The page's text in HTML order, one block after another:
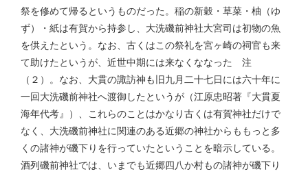
祭を修めて帰るというものだった。稲の新穀・草菜・柚（ゆ
ず）・紙は有賀から持参し、大洗磯前神社大宮司は初物の魚
を供えたという。なお、古くはこの祭礼を宮ヶ崎の祠官も来
て助けたというが、近世中期には来なくななった 注
（２）。なお、大貫の諏訪神も旧九月二十七日には六十年に
一回大洗磯前神社へ渡御したというが（江原忠昭著『大貫夏
海年代考』）、これらのことはかなり古くは有賀神社だけで
なく、大洗磯前神社に関連のある近郷の神社からももっと多
くの諸神が磯下りを行っていたということを暗示している。
酒列磯前神社では、いまでも近郷四八か村もの諸神が磯下り